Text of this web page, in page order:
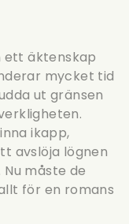
ett äktenskap
mycket tid
ut gränsen
ikapp,
avslöja lögnen
måste de
för en romans